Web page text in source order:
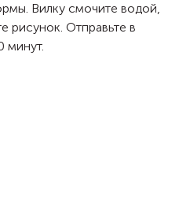
Вилку смочите водой,
рисунок. Отправьте в
минут.